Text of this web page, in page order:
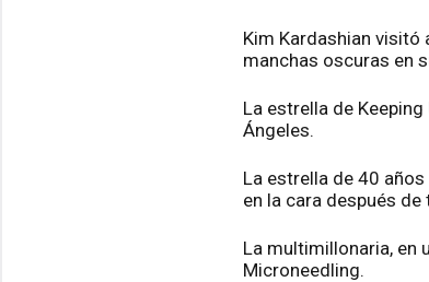
Kim Kardashian
manchas oscuras en
La estrella de
Ángeles.
La estrella de 40
en la cara después de
La multimillonaria, en
Microneedling.